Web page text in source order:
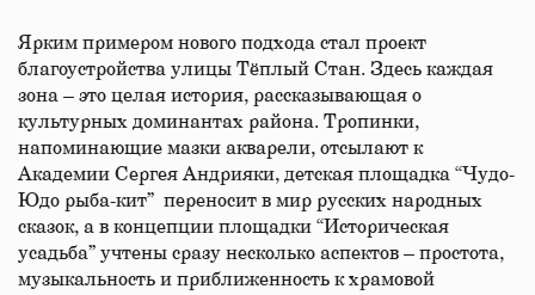
Ярким примером нового подхода стал проект
благоустройства улицы Тёплый Стан. Здесь каждая
зона – это целая история, рассказывающая о
культурных доминантах района. Тропинки,
напоминающие мазки акварели, отсылают к
Академии Сергея Андрияки, детская площадка “Чудо-
Юдо рыба-кит” переносит в мир русских народных
сказок, а в концепции площадки “Историческая
усадьба” учтены сразу несколько аспектов – простота,
музыкальность и приближенность к храмовой